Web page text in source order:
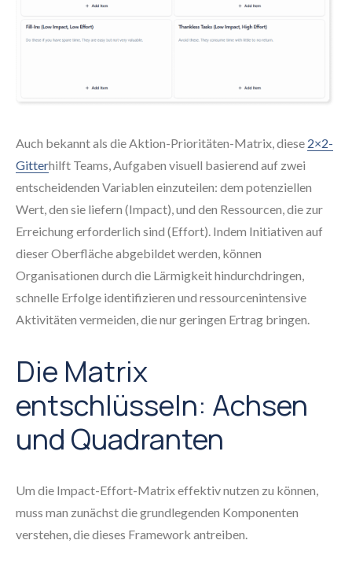
Auch bekannt als die Aktion-Prioritäten-Matrix, diese 2×2-
Gitterhilft Teams, Aufgaben visuell basierend auf zwei
entscheidenden Variablen einzuteilen: dem potenziellen
Wert, den sie liefern (Impact), und den Ressourcen, die zur
Erreichung erforderlich sind (Effort). Indem Initiativen auf
dieser Oberfläche abgebildet werden, können
Organisationen durch die Lärmigkeit hindurchdringen,
schnelle Erfolge identifizieren und ressourcenintensive
Aktivitäten vermeiden, die nur geringen Ertrag bringen.
Die Matrix
entschlüsseln: Achsen
und Quadranten
Um die Impact-Effort-Matrix effektiv nutzen zu können,
muss man zunächst die grundlegenden Komponenten
verstehen, die dieses Framework antreiben.